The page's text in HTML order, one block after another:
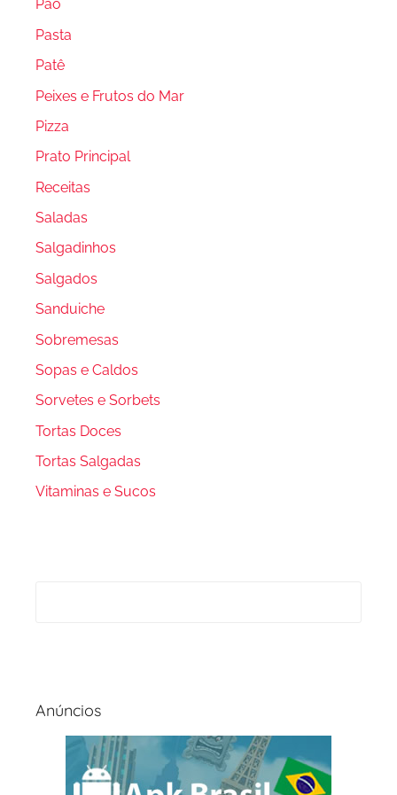
Pão
Pasta
Patê
Peixes e Frutos do Mar
Pizza
Prato Principal
Receitas
Saladas
Salgadinhos
Salgados
Sanduiche
Sobremesas
Sopas e Caldos
Sorvetes e Sorbets
Tortas Doces
Tortas Salgadas
Vitaminas e Sucos
Anúncios